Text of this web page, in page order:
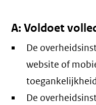
A: Voldoet
De
website of
De